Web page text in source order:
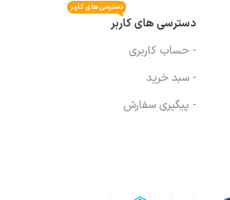
دسترسی های کاربر
دسترسی های کاربر
- حساب کاربری
- سبد خرید
- پیگیری سفارش